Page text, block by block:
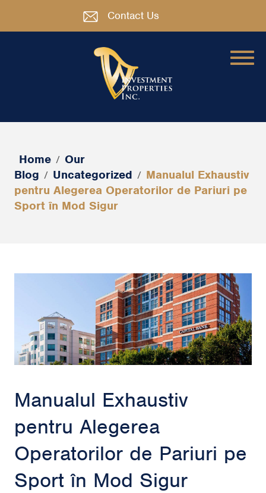
Contact Us
Home / Our
Blog / Uncategorized / Manualul Exhaustiv
pentru Alegerea Operatorilor de Pariuri pe
Sport în Mod Sigur
Manualul Exhaustiv
pentru Alegerea
Operatorilor de Pariuri pe
Sport în Mod Sigur